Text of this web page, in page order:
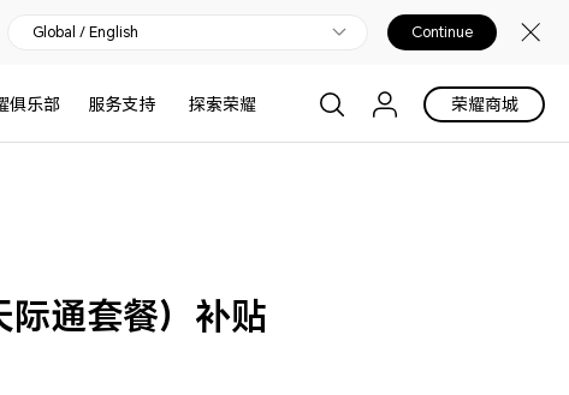
Global / English Continue
俱乐部 服务支持 探索荣耀 荣耀商城
通套餐）补贴